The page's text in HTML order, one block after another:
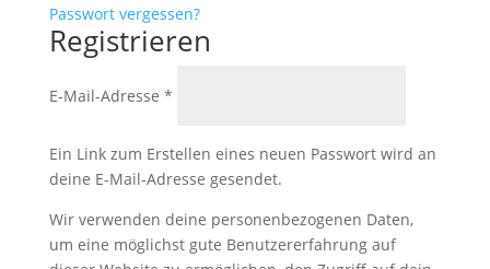
Passwort vergessen?
Registrieren
E-Mail-Adresse *
Ein Link zum Erstellen eines neuen Passwort wird an
deine E-Mail-Adresse gesendet.
Wir verwenden deine personenbezogenen Daten,
um eine möglichst gute Benutzererfahrung auf